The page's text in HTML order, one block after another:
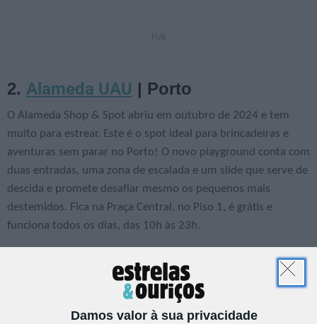
Damos valor à sua privacidade
2. Alameda UAU | Porto
O Alameda Shop & Spot abriu em outubro de 2024 e tem
muito para estrear. Este é o spot ideal para brincadeiras e
aventuras sem parar no Porto! O novo playground conta com
duas entradas, uma zona de escalada e um slide que serve de
descida e promete desafiar mesmo os pequenos mais
destemidos. Fica na Praça Central, no Piso 1, é grátis e
funciona todos os dias, das 10h às 23h.
| Maia
Aqui a pequenada vai poder brincar com uma vista invejável,